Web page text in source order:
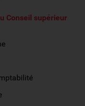
Conseil supérieur